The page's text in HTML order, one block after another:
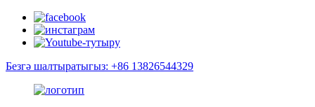
Безгә шалтыратыгыз: +86 13826544329